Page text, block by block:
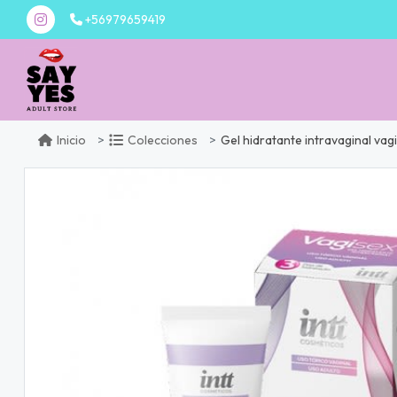
+56979659419
Inicio Colecciones Gel hidratante intravaginal